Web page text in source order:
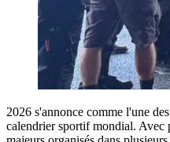
2026 s'annonce comme l'une
calendrier sportif mondial. Avec